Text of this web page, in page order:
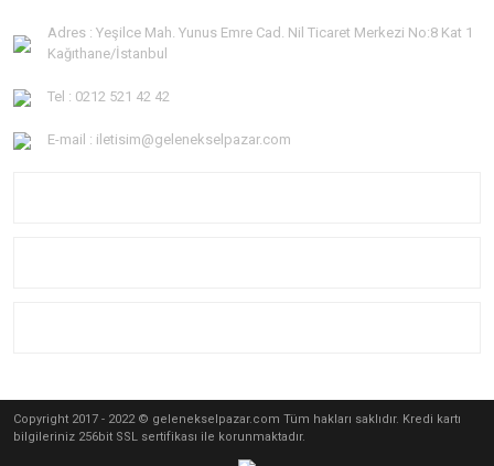
Adres : Yeşilce Mah. Yunus Emre Cad. Nil Ticaret Merkezi No:8 Kat 1
Kağıthane/İstanbul
Tel : 0212 521 42 42
E-mail : iletisim@gelenekselpazar.com
Copyright 2017 - 2022 © gelenekselpazar.com Tüm hakları saklıdır. Kredi kartı
bilgileriniz 256bit SSL sertifikası ile korunmaktadır.